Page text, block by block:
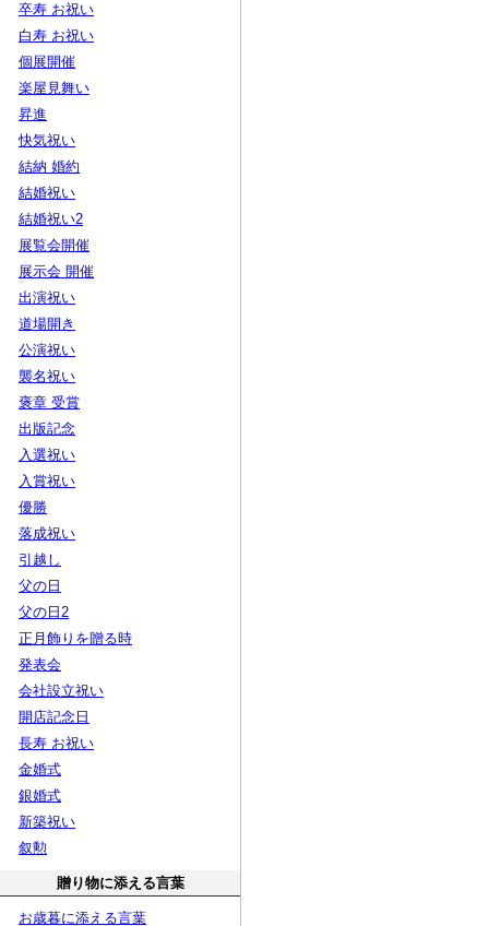
卒寿 お祝い
白寿 お祝い
個展開催
楽屋見舞い
昇進
快気祝い
結納 婚約
結婚祝い
結婚祝い2
展覧会開催
展示会 開催
出演祝い
道場開き
公演祝い
襲名祝い
褒章 受賞
出版記念
入選祝い
入賞祝い
優勝
落成祝い
引越し
父の日
父の日2
正月飾りを贈る時
発表会
会社設立祝い
開店記念日
長寿 お祝い
金婚式
銀婚式
新築祝い
叙勲
贈り物に添える言葉
お歳暮に添える言葉